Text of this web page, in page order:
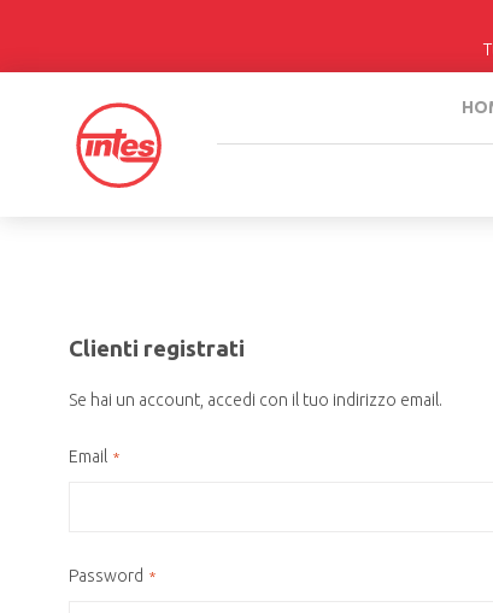
Clienti registrati
Se hai un account, accedi con il tuo indirizzo email.
Email
Password